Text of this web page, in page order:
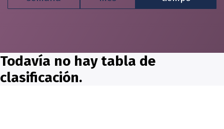
Todavía no hay tabla de
clasificación.